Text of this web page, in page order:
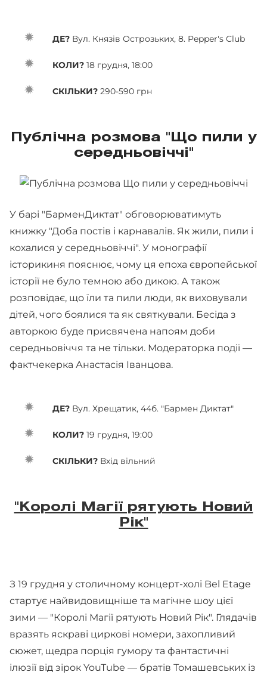
ДЕ? Вул. Князів Острозьких, 8. Pepper's Club
КОЛИ? 18 грудня, 18:00
СКІЛЬКИ? 290-590 грн
Публічна розмова "Що пили у
середньовіччі"
У барі "БарменДиктат" обговорюватимуть
книжку "Доба постів і карнавалів. Як жили, пили і
кохалися у середньовіччі". У монографії
історикиня пояснює, чому ця епоха європейської
історії не було темною або дикою. А також
розповідає, що їли та пили люди, як виховували
дітей, чого боялися та як святкували. Бесіда з
авторкою буде присвячена напоям доби
середньовіччя та не тільки. Модераторка події —
фактчекерка Анастасія Іванцова.
ДЕ? Вул. Хрещатик, 44б. "Бармен Диктат"
КОЛИ? 19 грудня, 19:00
СКІЛЬКИ? Вхід вільний
"Королі Магії рятують Новий
Рік"
З 19 грудня у столичному концерт-холі Bel Etage
стартує найвидовищніше та магічне шоу цієї
зими — "Королі Магії рятують Новий Рік". Глядачів
вразять яскраві циркові номери, захопливий
сюжет, щедра порція гумору та фантастичні
ілюзії від зірок YouTube — братів Томашевських із